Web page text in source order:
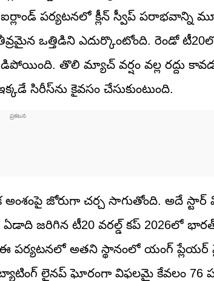
పర్యటనలో క్లీన్ స్వీప్ పరాభవాన్ని
ఒత్తిడిని ఎదుర్కొంటోంది. రెండో
తొలి మ్యాచ్ వర్షం వల్ల రద్దు
సిరీస్‌ను కైవసం చేసుకుంటుంది.
అంశంపై జోరుగా చర్చ సాగుతోంది. అదే
ఏడాది జరిగిన టీ20 వరల్డ్ కప్ 2026లో
అతని స్థానంలో యంగ్ ప్లేయర్
లైనప్ ఘోరంగా విఫలమై కేవలం 76